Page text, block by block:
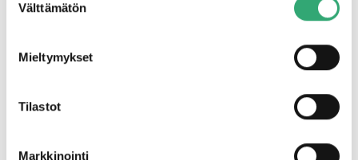
valinta
Välttämätön
Mieltymykset
Tilastot
Markkinointi
Kestävä kehitys on olennainen osa liiketoimintaamme.
Yrityksemme osallistuvat joka päivä auttamalla
ratkaisut, jotka edistävät kestävämpää kehitystä.
Kehittämällä kestäviä tuotteita ja palveluita luomme
omistajillemme ja yhteiskunnallemme. Mukana